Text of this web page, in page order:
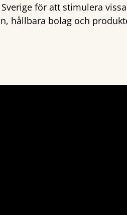
för att stimulera
hållbara bolag och